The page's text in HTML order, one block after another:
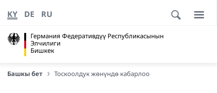
Германия Федеративдүү Республикасынын
Элчилиги
Бишкек
KY DE RU
Башкы бет Тоскоолдук жөнүндө кабарлоо